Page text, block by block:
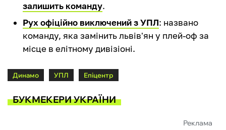
залишить команду.
Рух офіційно виключений з УПЛ: названо
команду, яка замінить львів'ян у плей-оф за
місце в елітному дивізіоні.
Динамо УПЛ Епіцентр
БУКМЕКЕРИ УКРАЇНИ
Реклама